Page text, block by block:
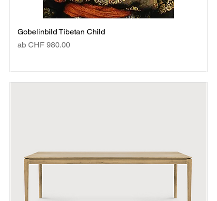
Gobelinbild Tibetan Child
ab CHF 980.00
Sale-Preis